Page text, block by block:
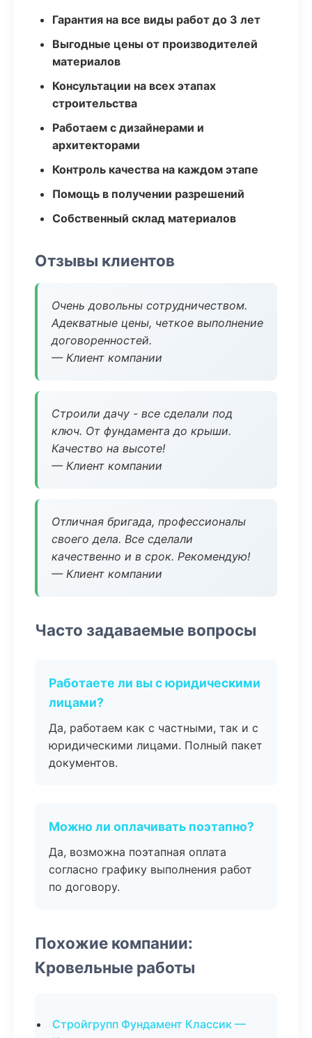
Гарантия на все виды работ до 3 лет
Выгодные цены от производителей
материалов
Консультации на всех этапах
строительства
Работаем с дизайнерами и
архитекторами
Контроль качества на каждом этапе
Помощь в получении разрешений
Собственный склад материалов
Отзывы клиентов
Очень довольны сотрудничеством.
Адекватные цены, четкое выполнение
договоренностей.
— Клиент компании
Строили дачу - все сделали под
ключ. От фундамента до крыши.
Качество на высоте!
— Клиент компании
Отличная бригада, профессионалы
своего дела. Все сделали
качественно и в срок. Рекомендую!
— Клиент компании
Часто задаваемые вопросы
Работаете ли вы с юридическими
лицами?
Да, работаем как с частными, так и с
юридическими лицами. Полный пакет
документов.
Можно ли оплачивать поэтапно?
Да, возможна поэтапная оплата
согласно графику выполнения работ
по договору.
Похожие компании:
Кровельные работы
Стройгрупп Фундамент Классик —